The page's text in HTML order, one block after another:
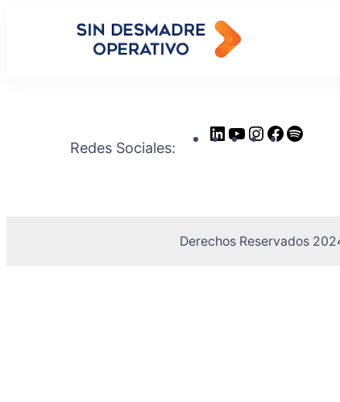
Redes Sociales:
Derechos Reservados